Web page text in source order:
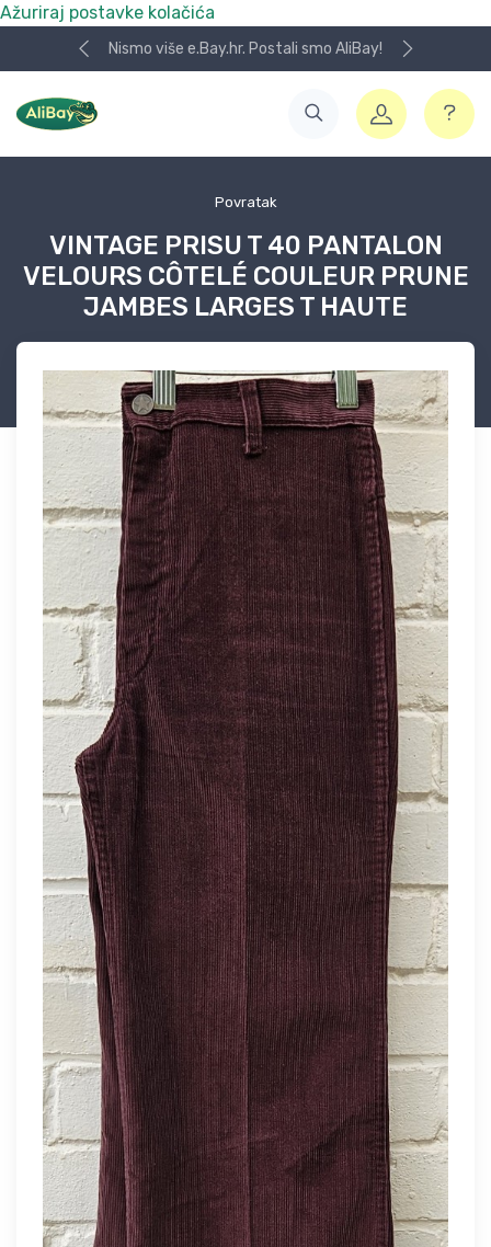
Ažuriraj postavke kolačića
Nismo više e.Bay.hr. Postali smo AliBay!
Povratak
VINTAGE PRISU T 40 PANTALON
VELOURS CÔTELÉ COULEUR PRUNE
JAMBES LARGES T HAUTE